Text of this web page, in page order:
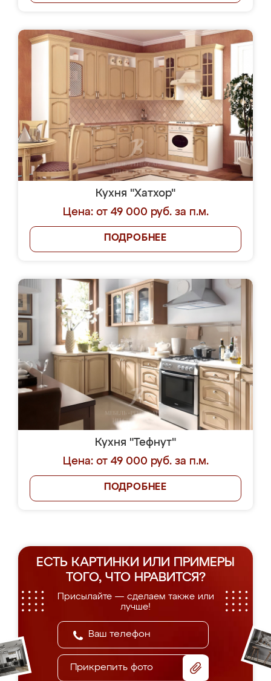
Кухня "Хатхор"
Цена: от 49 000 руб. за п.м.
ПОДРОБНЕЕ
Кухня "Тефнут"
Цена: от 49 000 руб. за п.м.
ПОДРОБНЕЕ
ЕСТЬ КАРТИНКИ ИЛИ ПРИМЕРЫ
ТОГО, ЧТО НРАВИТСЯ?
Присылайте — сделаем также или
лучше!
Прикрепить фото